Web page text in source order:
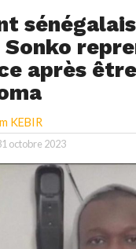
sénégalais
Sonko
après
KEBIR
octobre 2023